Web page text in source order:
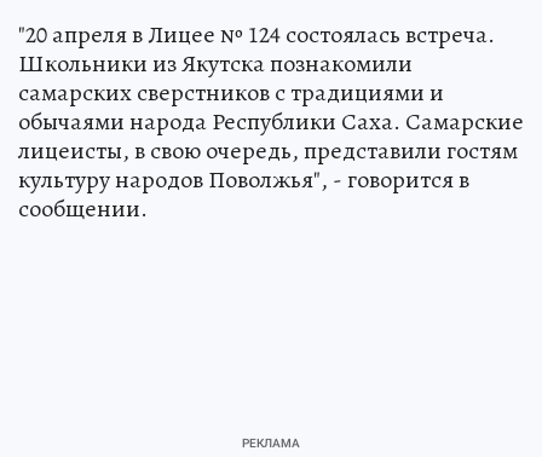
"20 апреля в Лицее № 124 состоялась встреча.
Школьники из Якутска познакомили
самарских сверстников с традициями и
обычаями народа Республики Саха. Самарские
лицеисты, в свою очередь, представили гостям
культуру народов Поволжья", - говорится в
сообщении.